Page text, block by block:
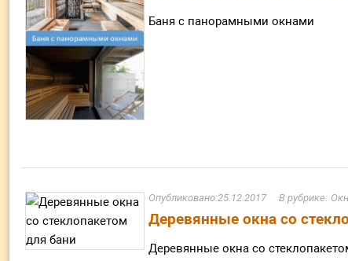
Баня с панорамными окнами
25.12.2017
Деревянные окна со
Деревянные окна со